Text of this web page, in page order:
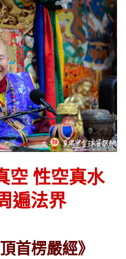
空 性空真水
遍法界
首楞嚴經》